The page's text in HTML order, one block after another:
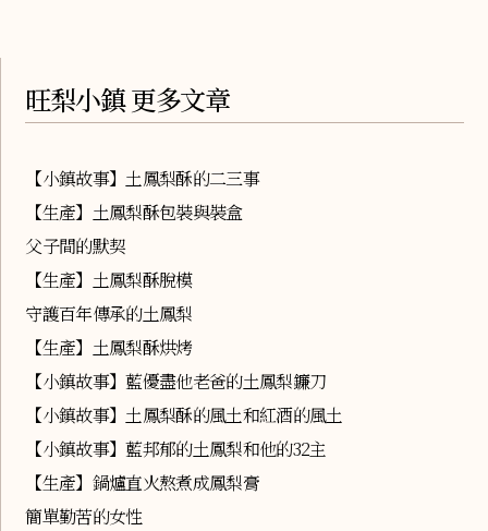
旺梨小鎮 更多文章
【小鎮故事】土鳳梨酥的二三事
【生產】土鳳梨酥包裝與裝盒
父子間的默契
【生產】土鳳梨酥脫模
守護百年傳承的土鳳梨
【生產】土鳳梨酥烘烤
【小鎮故事】藍優盡他老爸的土鳳梨鐮刀
【小鎮故事】土鳳梨酥的風土和紅酒的風土
【小鎮故事】藍邦郁的土鳳梨和他的32主
【生產】鍋爐直火熬煮成鳳梨膏
簡單勤苦的女性